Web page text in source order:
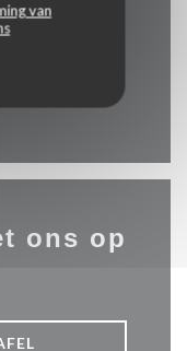
van
jumieges
((opent in een
ons op